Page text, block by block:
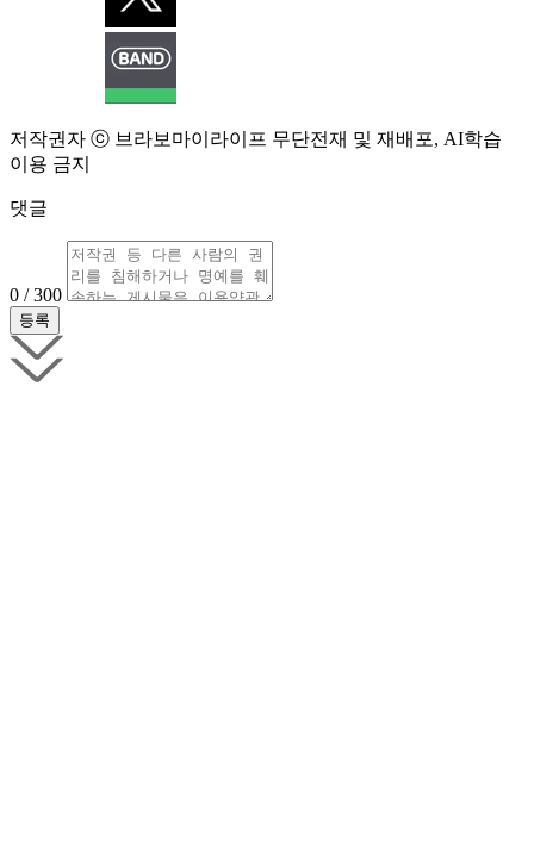
저작권자 ⓒ 브라보마이라이프 무단전재 및 재배포, AI학습
이용 금지
댓글
0 / 300